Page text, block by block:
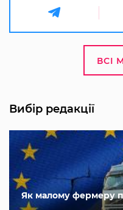
ВСІ
Вибір редакції
Як малому фермеру